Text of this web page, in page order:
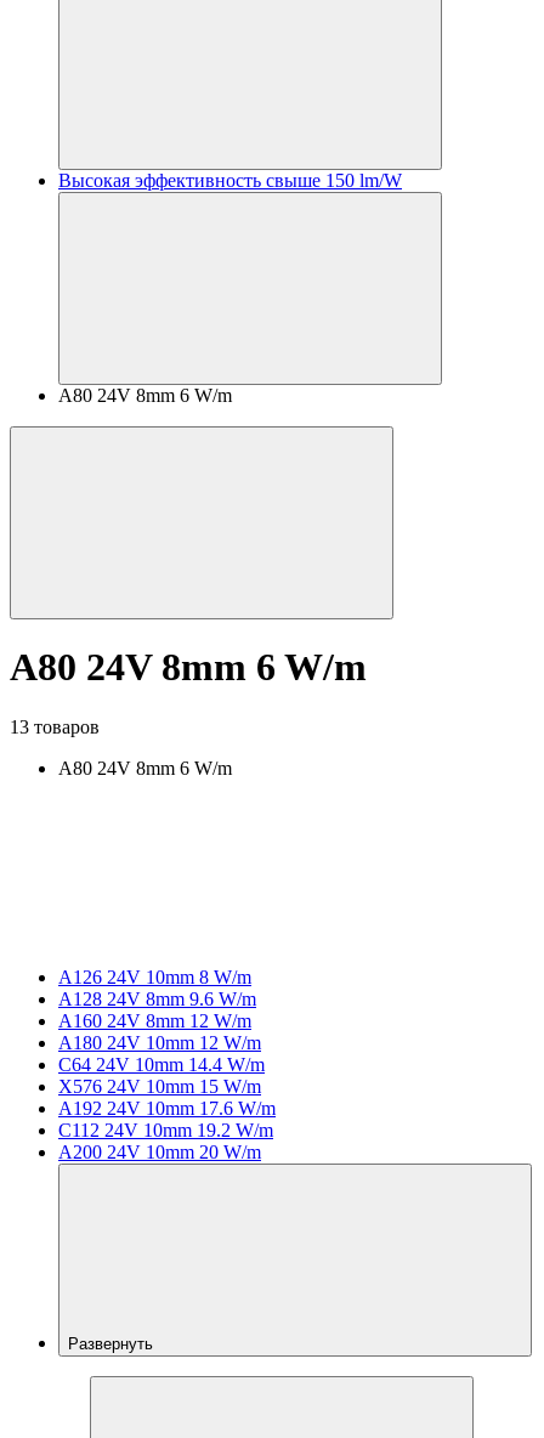
Высокая эффективность свыше 150 lm/W
A80 24V 8mm 6 W/m
A80 24V 8mm 6 W/m
13 товаров
A80 24V 8mm 6 W/m
A126 24V 10mm 8 W/m
A128 24V 8mm 9.6 W/m
A160 24V 8mm 12 W/m
A180 24V 10mm 12 W/m
C64 24V 10mm 14.4 W/m
X576 24V 10mm 15 W/m
A192 24V 10mm 17.6 W/m
C112 24V 10mm 19.2 W/m
A200 24V 10mm 20 W/m
Развернуть